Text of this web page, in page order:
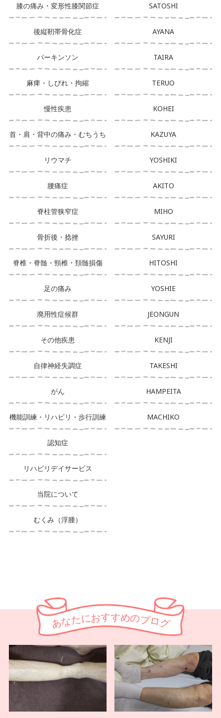
膝の痛み・変形性膝関節症
後縦靭帯骨化症
パーキンソン
麻痺・しびれ・拘縮
慢性疾患
首・肩・背中の痛み・むちうち
リウマチ
腰痛症
脊柱管狭窄症
骨折後・捻挫
脊椎・脊髄・頸椎・頚髄損傷
足の痛み
廃用性症候群
その他疾患
自律神経失調症
がん
機能訓練・リハビリ・歩行訓練
認知症
リハビリデイサービス
当院について
むくみ（浮腫）
SATOSHI
AYANA
TAIRA
TERUO
KOHEI
KAZUYA
YOSHIKI
AKITO
MIHO
SAYURI
HITOSHI
YOSHIE
JEONGUN
KENJI
TAKESHI
HAMPEITA
MACHIKO
あなたにおすすめのブログ